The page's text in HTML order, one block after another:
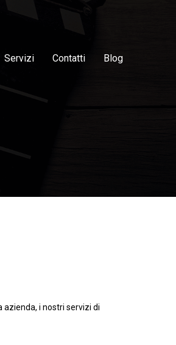
Servizi Contatti Blog
i nostri servizi di